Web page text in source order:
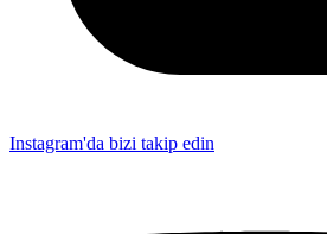
Instagram'da bizi takip edin